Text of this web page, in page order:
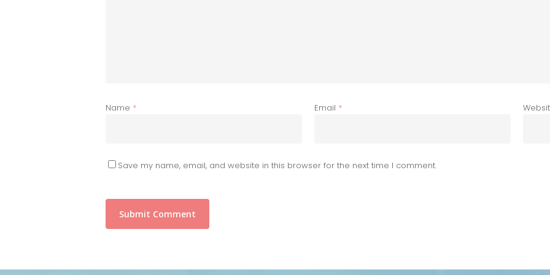
Name * Email *
Save my name, email, and website in this browser for the next time I comment.